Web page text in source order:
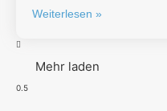
Weiterlesen »
Mehr laden